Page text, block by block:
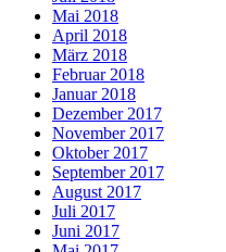
Mai 2018
April 2018
März 2018
Februar 2018
Januar 2018
Dezember 2017
November 2017
Oktober 2017
September 2017
August 2017
Juli 2017
Juni 2017